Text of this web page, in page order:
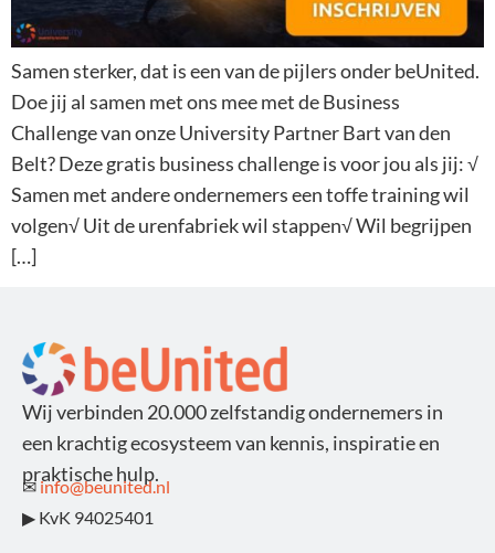
Samen sterker, dat is een van de pijlers onder beUnited.
Doe jij al samen met ons mee met de Business
Challenge van onze University Partner Bart van den
Belt? Deze gratis business challenge is voor jou als jij: √
Samen met andere ondernemers een toffe training wil
volgen√ Uit de urenfabriek wil stappen√ Wil begrijpen
[…]
Wij verbinden 20.000 zelfstandig ondernemers in
een krachtig ecosysteem van kennis, inspiratie en
praktische hulp.
✉ info@beunited.nl
▶ KvK 94025401